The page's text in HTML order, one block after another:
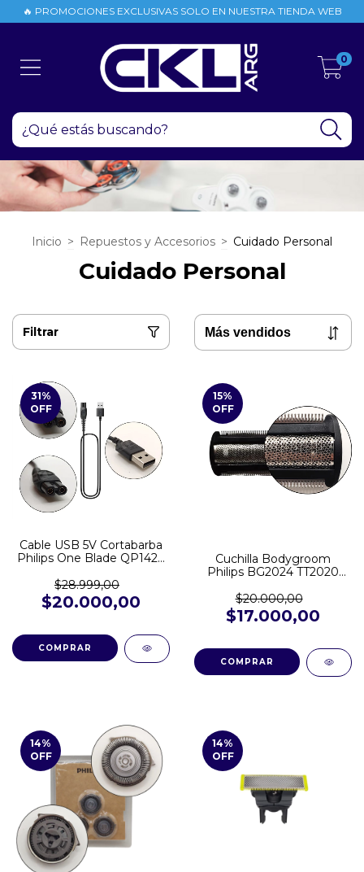
🔥 PROMOCIONES EXCLUSIVAS SOLO EN NUESTRA TIENDA WEB
0
Inicio > Repuestos y Accesorios > Cuidado Personal
Cuidado Personal
Filtrar
31%
OFF
Cable USB 5V Cortabarba
Philips One Blade QP1424
QP6532 MG7920
$28.999,00
$20.000,00
15%
OFF
Cuchilla Bodygroom
Philips BG2024 TT2020
$20.000,00
$17.000,00
14%
OFF
14%
OFF